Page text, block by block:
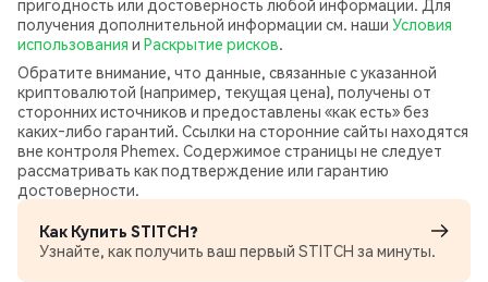
получения дополнительной информации см. наши Условия
использования и Раскрытие рисков
Обратите внимание, что данные, связанные с указанной
криптовалютой (например, текущая цена), получены от
сторонних источников и предоставлены «как есть» без
каких‑либо гарантий. Ссылки на сторонние сайты находятся
вне контроля Phemex. Содержимое страницы не следует
рассматривать как подтверждение или гарантию
достоверности.
Как Купить STITCH?
Узнайте, как получить ваш первый STITCH за минуты.